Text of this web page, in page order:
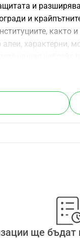
и
и
както
алеи, характерни,
за
ще бъдат